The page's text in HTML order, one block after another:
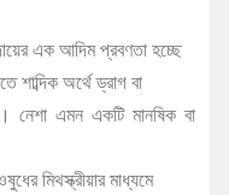
এক আদিম প্রবণতা হচ্ছে
অর্থে ড্রাগ বা
নেশা এমন একটি মানষিক বা
মিথস্ক্রীয়ার মাধ্যমে